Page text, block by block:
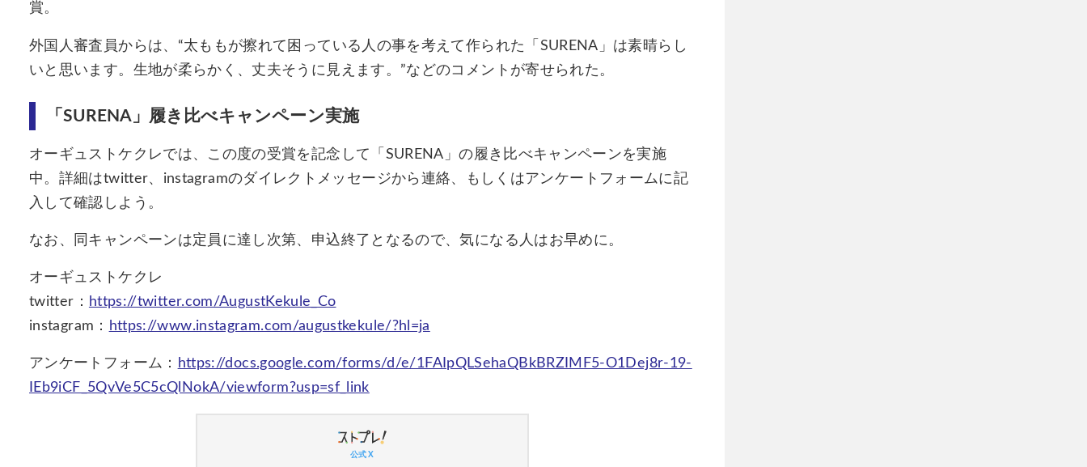
賞。
外国人審査員からは、“太ももが擦れて困っている⼈の事を考えて作られた「SURENA」は素晴らし
いと思います。⽣地が柔らかく、丈夫そうに⾒えます。”などのコメントが寄せられた。
「SURENA」履き比べキャンペーン実施
オーギュストケクレでは、この度の受賞を記念して「SURENA」の履き比べキャンペーンを実施
中。詳細はtwitter、instagramのダイレクトメッセージから連絡、もしくはアンケートフォームに記
入して確認しよう。
なお、同キャンペーンは定員に達し次第、申込終了となるので、気になる人はお早めに。
オーギュストケクレ
twitter：
https://twitter.com/AugustKekule_Co
​instagram：
https://www.instagram.com/augustkekule/?hl=ja
アンケートフォーム：
https://docs.google.com/forms/d/e/1FAIpQLSehaQBkBRZIMF5-O1Dej8r-19-
IEb9iCF_5QvVe5C5cQlNokA/viewform?usp=sf_link
公式 X